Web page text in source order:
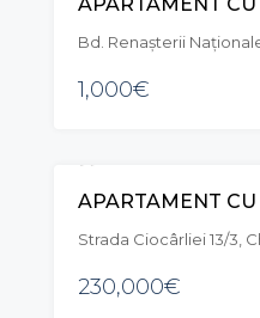
Bd. Renașterii
1,000€
Strada Ciocârliei 13/3,
230,000€